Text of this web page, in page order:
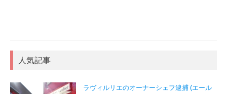
人気記事
ラヴィルリエのオーナーシェフ逮捕 (エール